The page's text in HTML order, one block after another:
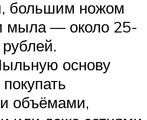
большим ножом
мыла — около 25-
основу
объёмами,